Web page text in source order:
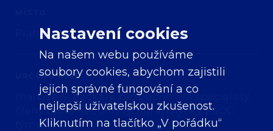
Nastavení cookies
Na našem webu používáme
soubory cookies, abychom zajistili
jejich správné fungování a co
nejlepší uživatelskou zkušenost.
Kliknutím na tlačítko „V pořádku“
Praha
URČĚNO PRO
manažery, hackery, bezpečnostní specialisty,
členy cyber security týmu, analytiky v SOC
týmu